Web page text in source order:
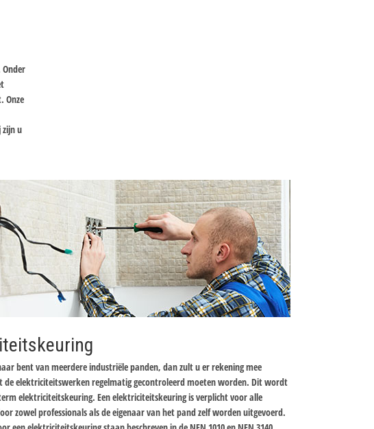
Onze
zijn u
bent van meerdere industriële panden, dan zult u er rekening mee
de elektriciteitswerken regelmatig gecontroleerd moeten worden. Dit wordt
elektriciteitskeuring. Een elektriciteitskeuring is verplicht voor alle
zowel professionals als de eigenaar van het pand zelf worden uitgevoerd.